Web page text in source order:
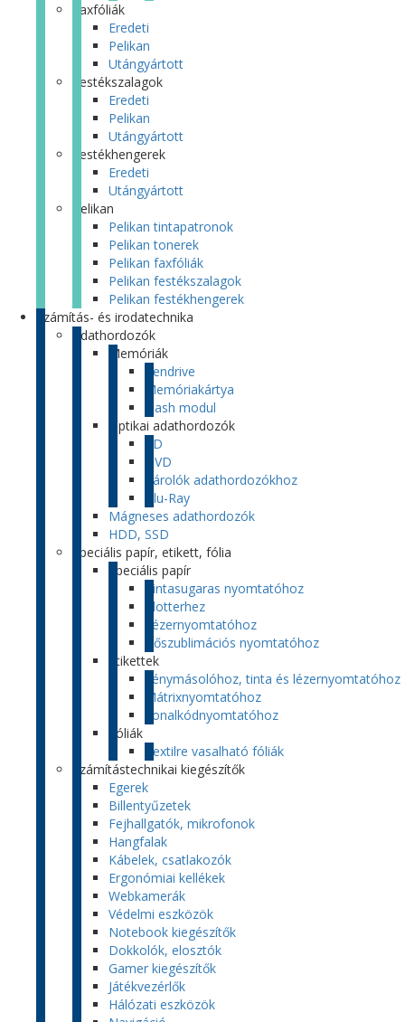
Faxfóliák
Eredeti
Pelikan
Utángyártott
Festékszalagok
Eredeti
Pelikan
Utángyártott
Festékhengerek
Eredeti
Utángyártott
Pelikan
Pelikan tintapatronok
Pelikan tonerek
Pelikan faxfóliák
Pelikan festékszalagok
Pelikan festékhengerek
Számítás- és irodatechnika
Adathordozók
Memóriák
Pendrive
Memóriakártya
Flash modul
Optikai adathordozók
CD
DVD
Tárolók adathordozókhoz
Blu-Ray
Mágneses adathordozók
HDD, SSD
Speciális papír, etikett, fólia
Speciális papír
Tintasugaras nyomtatóhoz
Plotterhez
Lézernyomtatóhoz
Hőszublimációs nyomtatóhoz
Etikettek
Fénymásolóhoz, tinta és lézernyomtatóhoz
Mátrixnyomtatóhoz
Vonalkódnyomtatóhoz
Fóliák
Textilre vasalható fóliák
Számítástechnikai kiegészítők
Egerek
Billentyűzetek
Fejhallgatók, mikrofonok
Hangfalak
Kábelek, csatlakozók
Ergonómiai kellékek
Webkamerák
Védelmi eszközök
Notebook kiegészítők
Dokkolók, elosztók
Gamer kiegészítők
Játékvezérlők
Hálózati eszközök